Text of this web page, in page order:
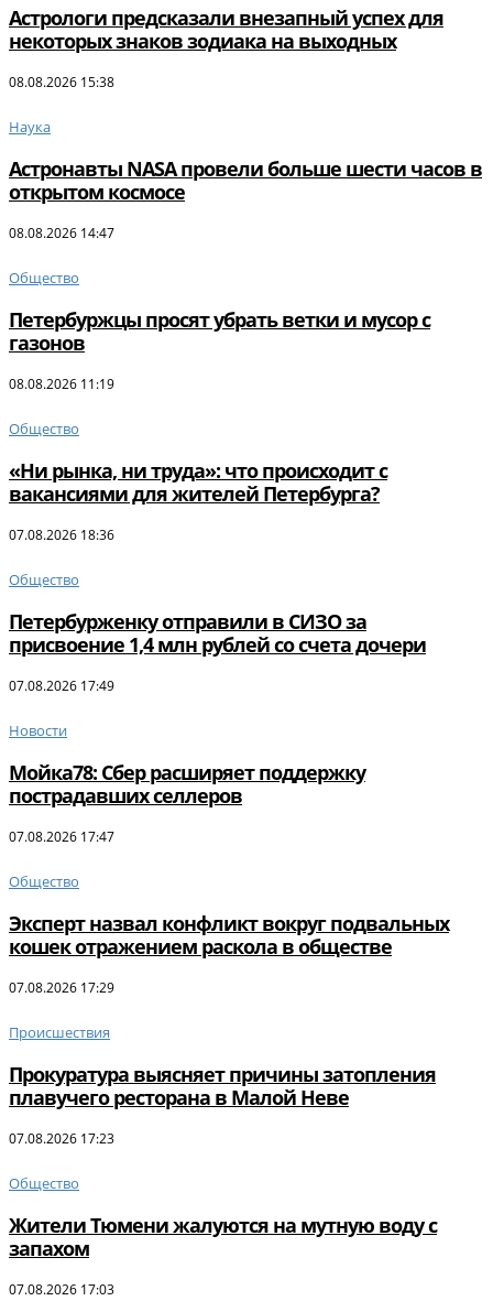
Астрологи предсказали внезапный успех для
некоторых знаков зодиака на выходных
08.08.2026 15:38
Наука
Астронавты NASA провели больше шести часов в
открытом космосе
08.08.2026 14:47
Общество
Петербуржцы просят убрать ветки и мусор с
газонов
08.08.2026 11:19
Общество
«Ни рынка, ни труда»: что происходит с
вакансиями для жителей Петербурга?
07.08.2026 18:36
Общество
Петербурженку отправили в СИЗО за
присвоение 1,4 млн рублей со счета дочери
07.08.2026 17:49
Новости
Мойка78: Сбер расширяет поддержку
пострадавших селлеров
07.08.2026 17:47
Общество
Эксперт назвал конфликт вокруг подвальных
кошек отражением раскола в обществе
07.08.2026 17:29
Происшествия
Прокуратура выясняет причины затопления
плавучего ресторана в Малой Неве
07.08.2026 17:23
Общество
Жители Тюмени жалуются на мутную воду с
запахом
07.08.2026 17:03